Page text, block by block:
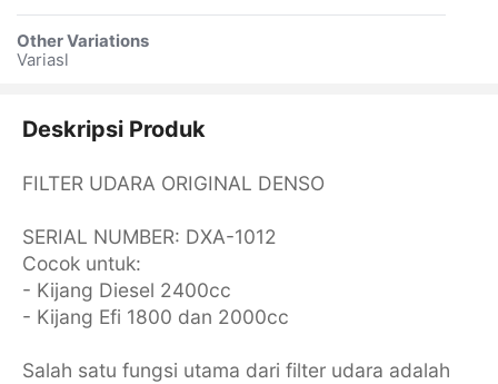
Other Variations
Variasl
Deskripsi Produk
FILTER UDARA ORIGINAL DENSO
SERIAL NUMBER: DXA-1012
Cocok untuk:
- Kijang Diesel 2400cc
- Kijang Efi 1800 dan 2000cc
Salah satu fungsi utama dari filter udara adalah